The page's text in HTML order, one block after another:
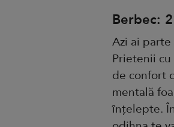
Berbec:
Azi ai
Prietenii
de confort
mentală
înțelepte.